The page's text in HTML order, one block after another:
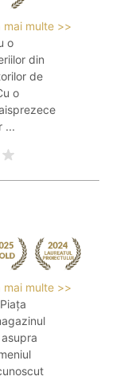
mai multe >>
o
din
de
o
...
mai multe >>